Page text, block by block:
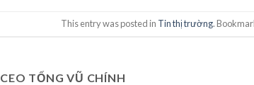
This entry was posted in Tin thị trường.
CEO TỐNG VŨ CHÍNH